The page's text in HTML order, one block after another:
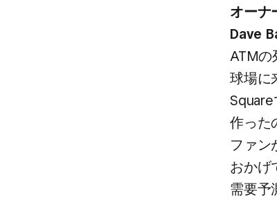
オーナ
Dave
ATMの​
球場に​
作った
ファン
おかげ
需要予